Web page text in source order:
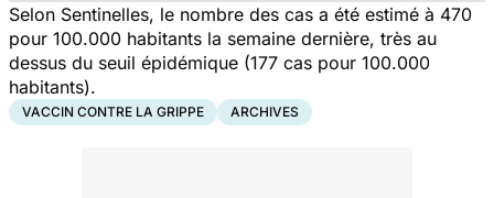
Selon Sentinelles, le nombre des cas a été estimé à 470
pour 100.000 habitants la semaine dernière, très au
dessus du seuil épidémique (177 cas pour 100.000
habitants).
VACCIN CONTRE LA GRIPPE ARCHIVES